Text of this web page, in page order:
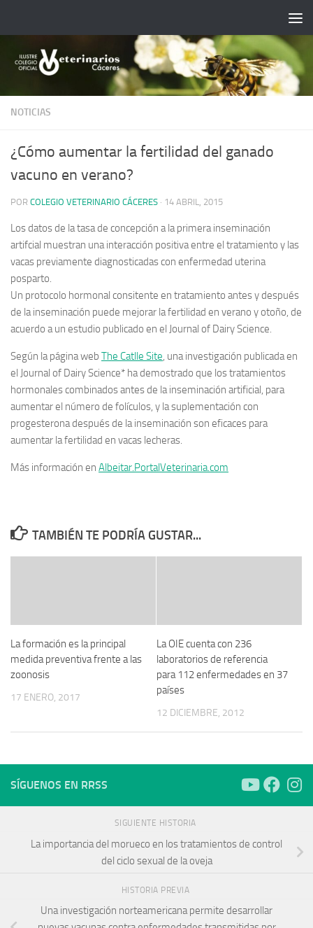
NOTICIAS
¿Cómo aumentar la fertilidad del ganado
vacuno en verano?
POR COLEGIO VETERINARIO CÁCERES · 14 ABRIL, 2015
Los datos de la tasa de concepción a la primera inseminación
artifcial muestran una interacción positiva entre el tratamiento y las
vacas previamente diagnosticadas con enfermedad uterina
posparto.
Un protocolo hormonal consitente en tratamiento antes y después
de la inseminación puede mejorar la fertilidad en verano y otoño, de
acuerdo a un estudio publicado en el Journal of Dairy Science.
Según la página web The Catlle Site, una investigación publicada en
el Journal of Dairy Science* ha demostrado que los tratamientos
hormonales combinados antes de la inseminación artificial, para
aumentar el número de folículos, y la suplementación con
progesterona después de la inseminación son eficaces para
aumentar la fertilidad en vacas lecheras.
Más información en Albeitar.PortalVeterinaria.com
TAMBIÉN TE PODRÍA GUSTAR...
La formación es la principal
medida preventiva frente a las
zoonosis
17 ENERO, 2017
La OIE cuenta con 236
laboratorios de referencia
para 112 enfermedades en 37
países
12 DICIEMBRE, 2012
SÍGUENOS EN RRSS
SIGUIENTE HISTORIA
La importancia del morueco en los tratamientos de control
del ciclo sexual de la oveja
HISTORIA PREVIA
Una investigación norteamericana permite desarrollar